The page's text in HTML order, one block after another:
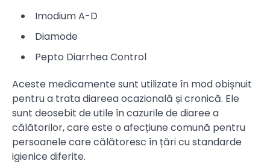
Imodium A-D
Diamode
Pepto Diarrhea Control
Aceste medicamente sunt utilizate în mod obișnuit
pentru a trata diareea ocazională și cronică. Ele
sunt deosebit de utile în cazurile de diaree a
călătorilor, care este o afecțiune comună pentru
persoanele care călătoresc în țări cu standarde
igienice diferite.